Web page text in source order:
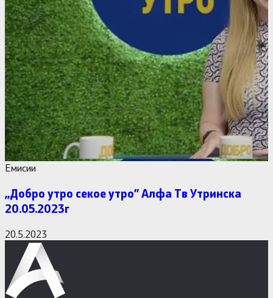
Емисии
,,Добро утро секое утро” Алфa Тв Утринска
20.05.2023г
20.5.2023